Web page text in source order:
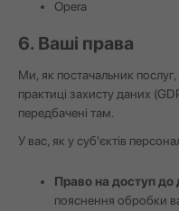
Opera
6. Ваші права
Ми, як постачальник послуг,
практиці захисту даних
передбачені там.
У вас, як у суб'єктів
Право на доступ до
пояснення обробки